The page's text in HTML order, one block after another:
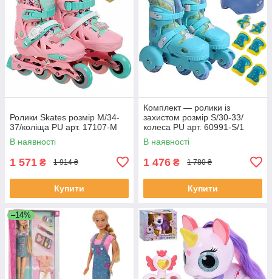
Ролики Skates розмір M/34-
37/коліща PU арт. 17107-М
В наявності
1 571 ₴ 1 914 ₴
Купити
Комплект — ролики із
захистом розмір S/30-33/
колеса PU арт. 60991-S/1
В наявності
1 476 ₴ 1 780 ₴
Купити
–14%